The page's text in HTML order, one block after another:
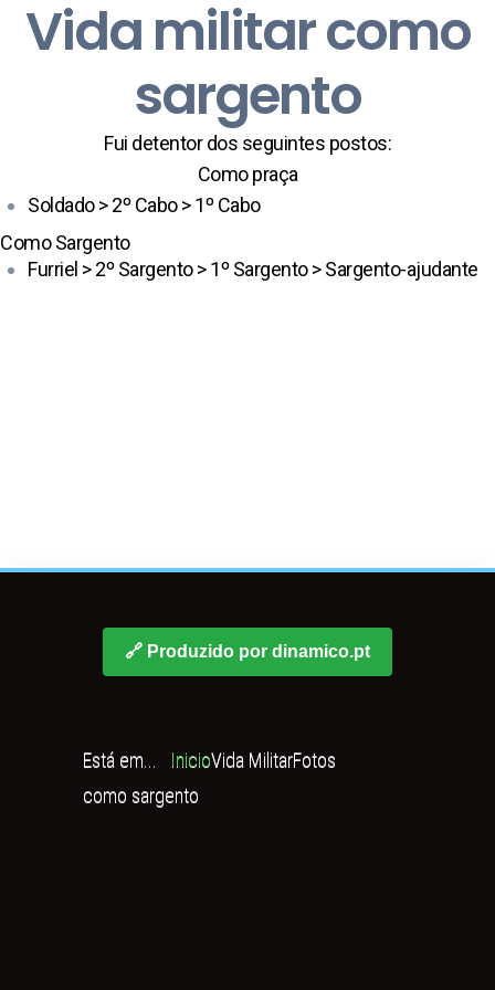
Vida militar como
sargento
Fui detentor dos seguintes postos:
Como praça
Soldado > 2º Cabo > 1º Cabo
Como Sargento
Furriel > 2º Sargento > 1º Sargento > Sargento-ajudante
🔗 Produzido por dinamico.pt
Está em... InicioVida MilitarFotos
como sargento